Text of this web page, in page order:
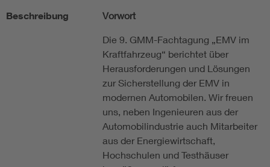
Beschreibung Vorwort
Die 9. GMM-Fachtagung „EMV im
Kraftfahrzeug“ berichtet über
Herausforderungen und Lösungen
zur Sicherstellung der EMV in
modernen Automobilen. Wir freuen
uns, neben Ingenieuren aus der
Automobilindustrie auch Mitarbeiter
aus der Energiewirtschaft,
Hochschulen und Testhäuser